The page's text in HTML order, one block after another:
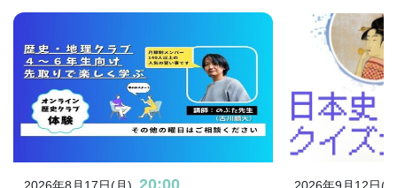
20:00